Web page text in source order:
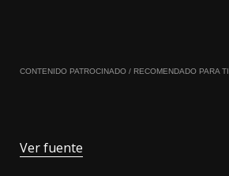
CONTENIDO PATROCINADO / RECOMENDADO PARA TI
Ver fuente